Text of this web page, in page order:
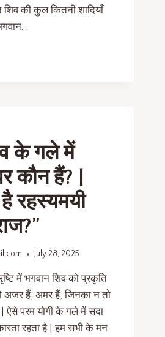
शिव की कुल कितनी शादियाँ
के गले में
कौन हैं? |
रहस्यमयी
July 28, 2025
में भगवान शिव को प्रकृति
अजर हैं, अमर हैं, जिनका न तो
परम योगी के गले में सदा
रहता है | हम सभी के मन